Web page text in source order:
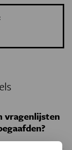
vragenlijsten